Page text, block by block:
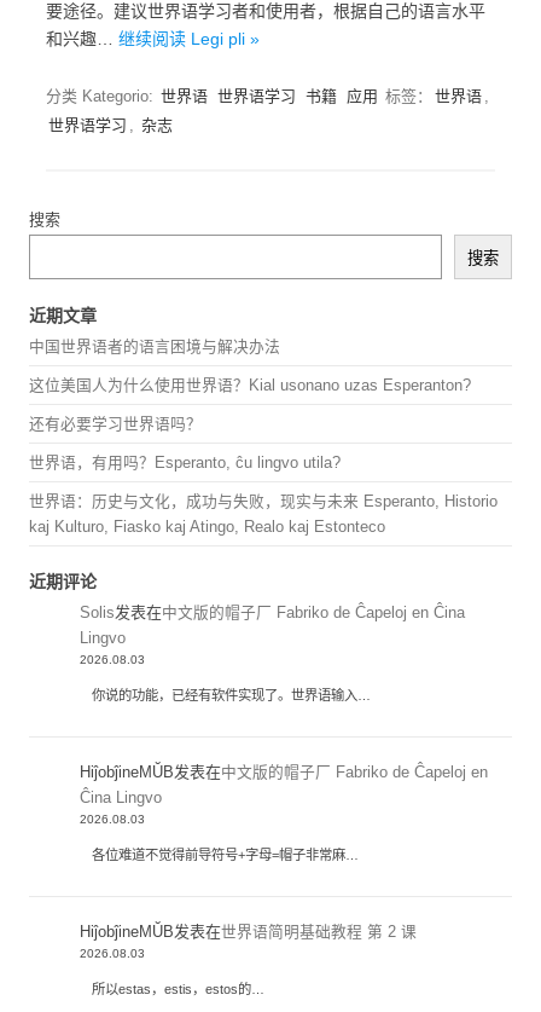
要途径。建议世界语学习者和使用者，根据自己的语言水平
和兴趣… 继续阅读 Legi pli »
分类 Kategorio: 世界语 世界语学习 书籍 应用 标签： 世界语 ,
世界语学习 , 杂志
搜索
搜索
近期文章
中国世界语者的语言困境与解决办法
这位美国人为什么使用世界语？Kial usonano uzas Esperanton?
还有必要学习世界语吗？
世界语，有用吗？Esperanto, ĉu lingvo utila?
世界语：历史与文化，成功与失败，现实与未来 Esperanto, Historio
kaj Kulturo, Fiasko kaj Atingo, Realo kaj Estonteco
近期评论
Solis发表在中文版的帽子厂 Fabriko de Ĉapeloj en Ĉina
Lingvo
2026.08.03
你说的功能，已经有软件实现了。世界语输入…
HiĵobĵineMŬB发表在中文版的帽子厂 Fabriko de Ĉapeloj en
Ĉina Lingvo
2026.08.03
各位难道不觉得前导符号+字母=帽子非常麻…
HiĵobĵineMŬB发表在世界语简明基础教程 第 2 课
2026.08.03
所以estas，estis，estos的…